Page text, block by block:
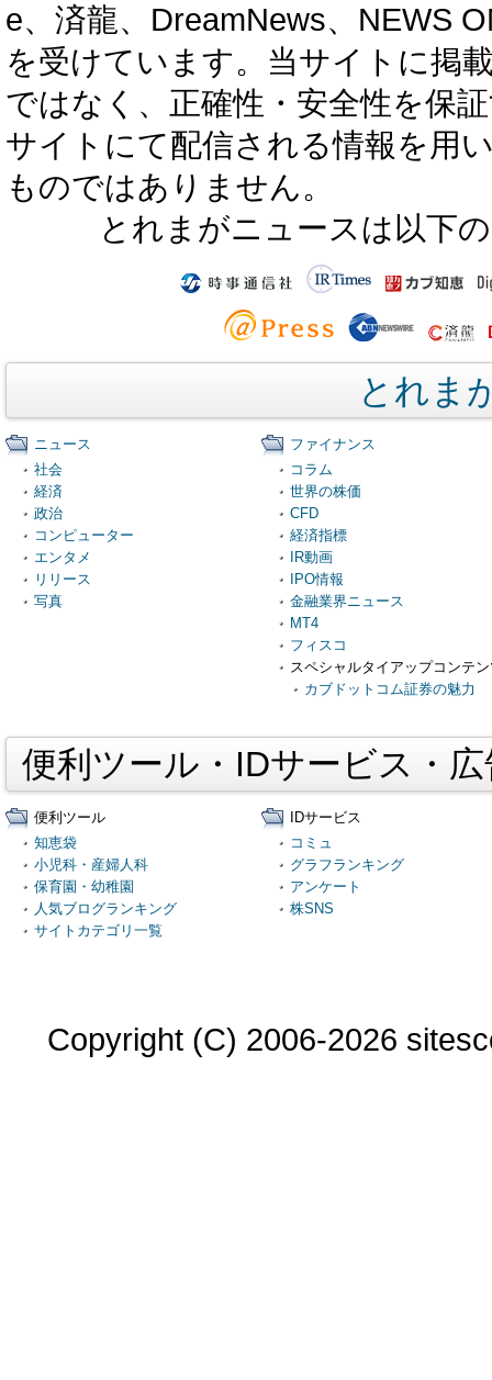
e、済龍、DreamNews、NEWS
を受けています。当サイトに掲
ではなく、正確性・安全性を保
サイトにて配信される情報を用
ものではありません。
とれまがニュースは以下
とれま
ニュース
社会
経済
政治
コンピューター
エンタメ
リリース
写真
ファイナンス
コラム
世界の株価
CFD
経済指標
IR動画
IPO情報
金融業界ニュース
MT4
フィスコ
スペシャルタイアップコンテ
カブドットコム証券の魅力
便利ツール・IDサービス・
便利ツール
知恵袋
小児科・産婦人科
保育園・幼稚園
人気ブログランキング
サイトカテゴリ一覧
IDサービス
コミュ
グラフランキング
アンケート
株SNS
Copyright (C) 2006-2026